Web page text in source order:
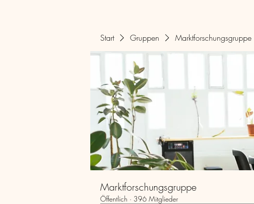
Start Gruppen Marktforschungsgruppe
Marktforschungsgruppe
Öffentlich · 396 Mitglieder